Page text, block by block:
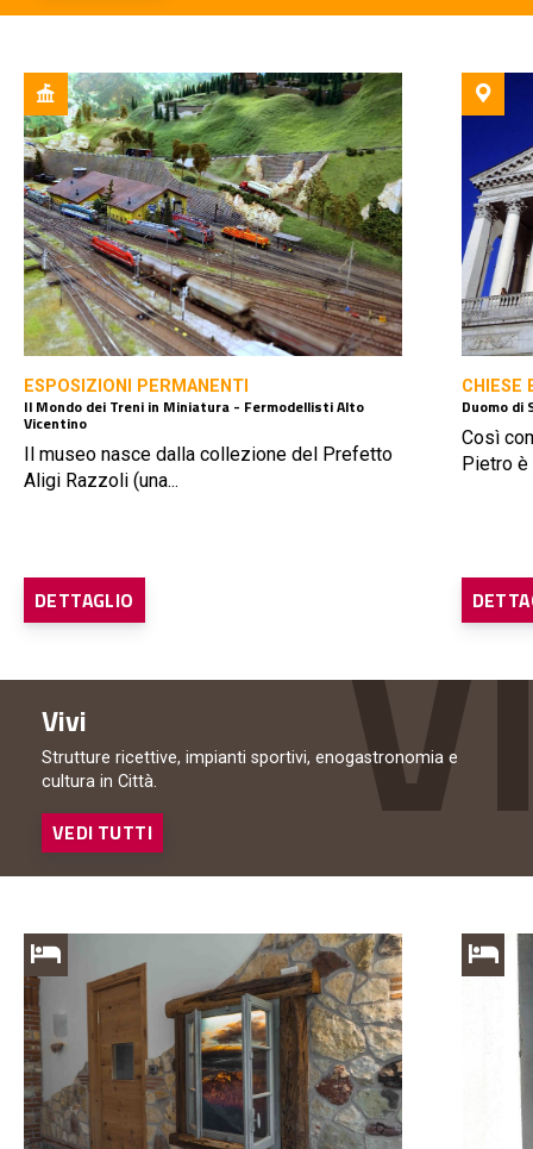
ESPOSIZIONI PERMANENTI
Il Mondo dei Treni in Miniatura - Fermodellisti Alto
Vicentino
Il museo nasce dalla collezione del Prefetto
Aligi Razzoli (una...
DETTAGLIO
CHIESE
Duomo di
Così
Pietro è
Vivi
Strutture ricettive, impianti sportivi, enogastronomia e
cultura in Città.
VEDI TUTTI